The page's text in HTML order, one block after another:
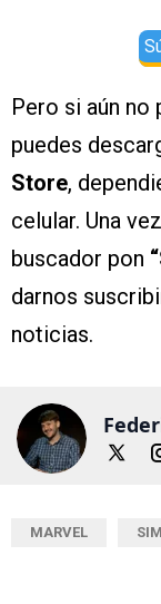
Pero si aún no
puedes
Store,
celular. Una
buscador pon
darnos
noticias.
MARVEL